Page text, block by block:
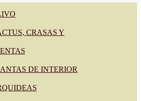
CRASAS Y
DE INTERIOR